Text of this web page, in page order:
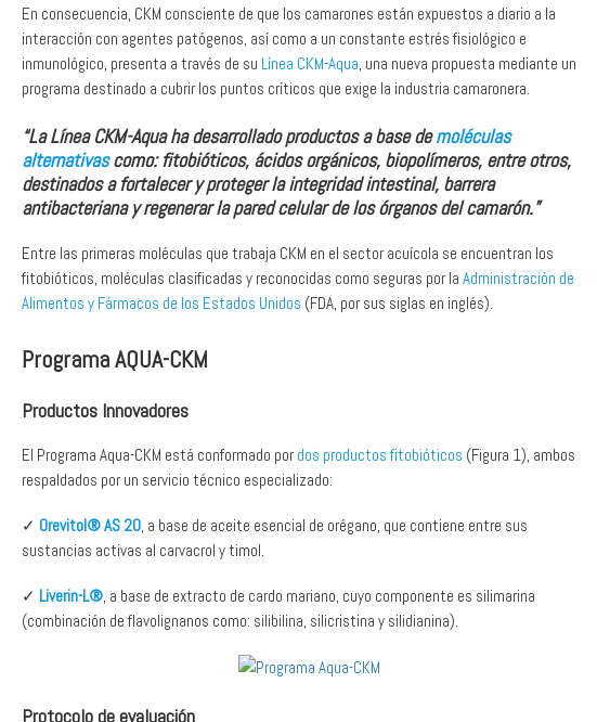
En consecuencia, CKM consciente de que los camarones están expuestos a diario a la
interacción con agentes patógenos, así como a un constante estrés fisiológico e
inmunológico, presenta a través de su Línea CKM-Aqua, una nueva propuesta mediante un
programa destinado a cubrir los puntos críticos que exige la industria camaronera.
“La Línea CKM-Aqua ha desarrollado productos a base demoléculas
alternativascomo: fitobióticos, ácidos orgánicos, biopolímeros, entre otros,
destinados a fortalecer y proteger la integridad intestinal, barrera
antibacteriana y regenerar la pared celular de los órganos del camarón.”
Entre las primeras moléculas que trabaja CKM en el sector acuícola se encuentran los
fitobióticos, moléculas clasificadas y reconocidas como seguras por la Administración de
Alimentos y Fármacos de los Estados Unidos (FDA, por sus siglas en inglés).
Programa AQUA-CKM
Productos Innovadores
El Programa Aqua-CKM está conformado pordos productos fitobióticos (Figura 1), ambos
respaldados por un servicio técnico especializado:
✓ Orevitol® AS 20, a base de aceite esencial de orégano, que contiene entre sus
sustancias activas al carvacrol y timol.
✓ Liverin-L®, a base de extracto de cardo mariano, cuyo componente es silimarina
(combinación de flavolignanos como: silibilina, silicristina y silidianina).
Protocolo de evaluación